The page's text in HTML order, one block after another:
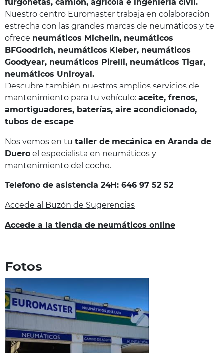
furgonetas, camión, agrícola e ingeniería civil.
Nuestro centro Euromaster trabaja en colaboración
estrecha con las grandes marcas de neumáticos y te
ofrece neumáticos Michelin, neumáticos
BFGoodrich, neumáticos Kleber, neumáticos
Goodyear, neumáticos Pirelli, neumáticos Tigar,
neumáticos Uniroyal.
Descubre también nuestros amplios servicios de
mantenimiento para tu vehículo: aceite, frenos,
amortiguadores, baterías, aire acondicionado,
tubos de escape
Nos vemos en tu taller de mecánica en Aranda de
Duero el especialista en neumáticos y
mantenimiento del coche.
Telefono de asistencia 24H: 646 97 52 52
Accede al Buzón de Sugerencias
Accede a la tienda de neumáticos online
Fotos